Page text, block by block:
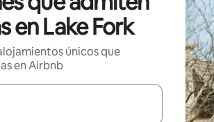
en Lake Fork
únicos que
en Airbnb
estén disponibles, navegá con las